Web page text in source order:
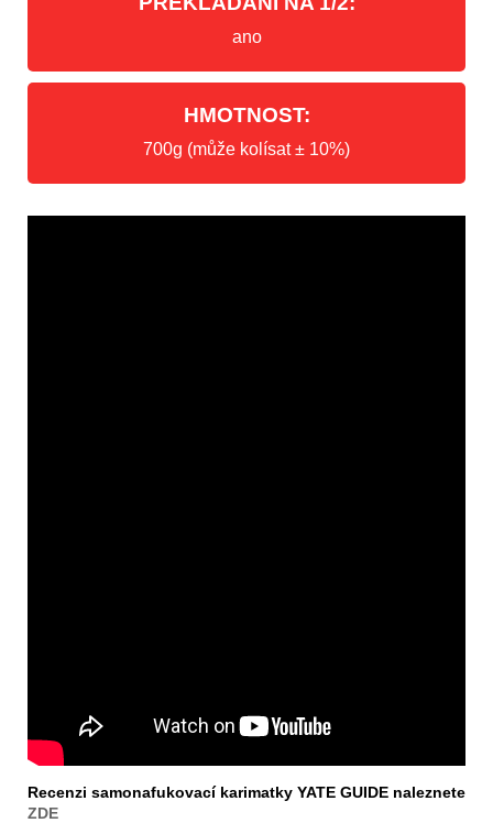
ano
HMOTNOST:
700g (může kolísat ± 10%)
Recenzi samonafukovací karimatky YATE GUIDE naleznete
ZDE